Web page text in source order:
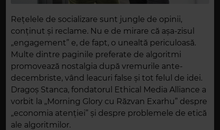
Rețelele de socializare sunt jungle de opinii,
conținut și reclame. Nu e de mirare că așa-zisul
„engagement” e, de fapt, o unealtă periculoasă.
Multe dintre paginile preferate de algoritmi
promovează nostalgia după vremurile ante-
decembriste, vând leacuri false și tot felul de idei.
Dragoș Stanca, fondatorul Ethical Media Alliance a
vorbit la „Morning Glory cu Răzvan Exarhu” despre
„economia atenției” și despre problemele de etică
ale algoritmilor.